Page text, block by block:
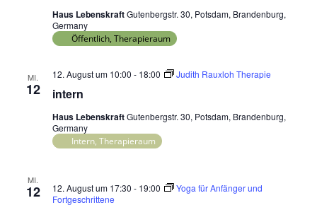
Haus LebenskraftGutenbergstr. 30, Potsdam, Brandenburg,
Germany
Öffentlich, Therapieraum
MI.
12 intern
12. August um 10:00 - 18:00 Judith Rauxloh Therapie
Haus LebenskraftGutenbergstr. 30, Potsdam, Brandenburg,
Germany
Intern, Therapieraum
MI.
12 12. August um 17:30 - 19:00
Yoga für Anfänger und
Fortgeschrittene